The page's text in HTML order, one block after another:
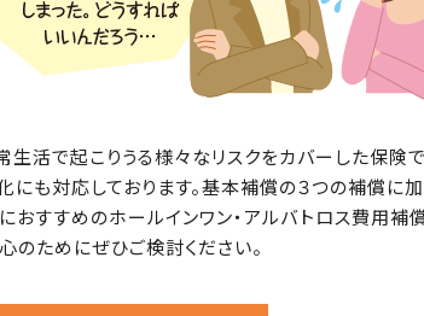
生活で起こりうる様々なリスクをカバーした保険
も対応しております。基本補償の３つの補償に
おすすめのホールインワン・アルバトロス費用
のためにぜひご検討ください。